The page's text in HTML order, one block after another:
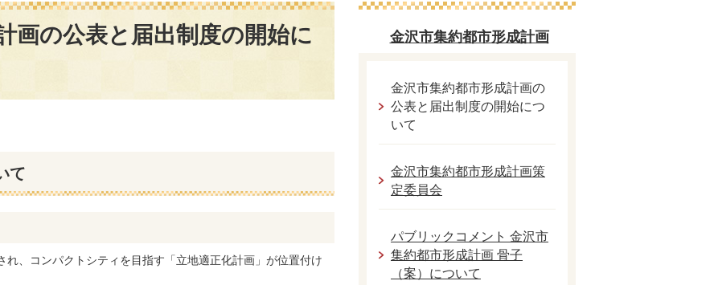
画の公表と届出制度の開始に
て
、コンパクトシティを目指す「立地適正化計画」が位置付け
金沢市集約都市形成計画
金沢市集約都市形成計画の
公表と届出制度の開始につ
いて
金沢市集約都市形成計画策
定委員会
パブリックコメント 金沢市
集約都市形成計画 骨子
（案）について